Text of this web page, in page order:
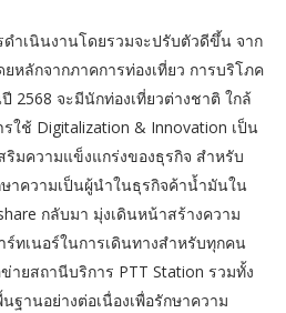
ำเนินงานโดยรวมจะปรับตัวดีขึ้น จาก
หลักจากภาคการท่องเที่ยว การบริโภค
2568 จะมีนักท่องเที่ยวต่างชาติ ใกล้
ใช้ Digitalization & Innovation เป็น
มความแข็งแกร่งของธุรกิจ สำหรับ
าความเป็นผู้นำในธุรกิจค้าน้ำมันใน
กลับมา มุ่งเดินหน้าสร้างความ
ทเนอร์ในการเดินทางสำหรับทุกคน
ายสถานีบริการ PTT Station รวมทั้ง
ฐานอย่างต่อเนื่องเพื่อรักษาความ